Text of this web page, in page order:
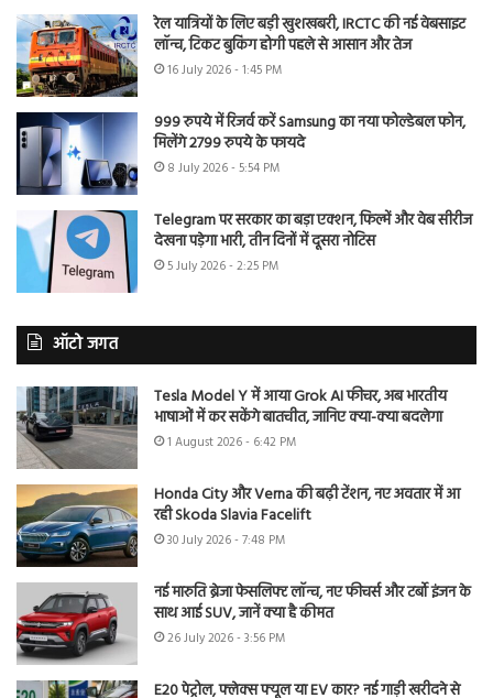
रेल यात्रियों के लिए बड़ी खुशखबरी, IRCTC की नई वेबसाइट
लॉन्च, टिकट बुकिंग होगी पहले से आसान और तेज
16 July 2026 - 1:45 PM
999 रुपये में रिजर्व करें Samsung का नया फोल्डेबल फोन,
मिलेंगे 2799 रुपये के फायदे
8 July 2026 - 5:54 PM
Telegram पर सरकार का बड़ा एक्शन, फिल्में और वेब सीरीज
देखना पड़ेगा भारी, तीन दिनों में दूसरा नोटिस
5 July 2026 - 2:25 PM
ऑटो जगत
Tesla Model Y में आया Grok AI फीचर, अब भारतीय
भाषाओं में कर सकेंगे बातचीत, जानिए क्या-क्या बदलेगा
1 August 2026 - 6:42 PM
Honda City और Verna की बढ़ी टेंशन, नए अवतार में आ
रही Skoda Slavia Facelift
30 July 2026 - 7:48 PM
नई मारुति ब्रेजा फेसलिफ्ट लॉन्च, नए फीचर्स और टर्बो इंजन के
साथ आई SUV, जानें क्या है कीमत
26 July 2026 - 3:56 PM
E20 पेट्रोल, फ्लेक्स फ्यूल या EV कार? नई गाड़ी खरीदने से